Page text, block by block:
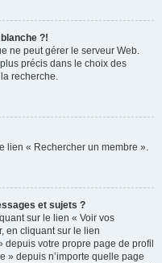
?!
ne peut gérer le serveur Web.
précis dans le choix des
recherche.
lien « Rechercher un membre ».
et sujets ?
sur le lien « Voir vos
en cliquant sur le lien
depuis votre propre page de profil
» depuis n’importe quelle page